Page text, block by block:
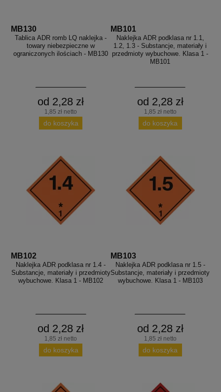
MB130
Tablica ADR romb LQ naklejka -
towary niebezpieczne w
ograniczonych ilościach - MB130
od 2,28 zł
1,85 zł netto
do koszyka
MB101
Naklejka ADR podklasa nr 1.1,
1.2, 1.3 - Substancje, materiały i
przedmioty wybuchowe. Klasa 1 -
MB101
od 2,28 zł
1,85 zł netto
do koszyka
MB102
Naklejka ADR podklasa nr 1.4 -
Substancje, materiały i przedmioty
wybuchowe. Klasa 1 - MB102
od 2,28 zł
1,85 zł netto
do koszyka
MB103
Naklejka ADR podklasa nr 1.5 -
Substancje, materiały i przedmioty
wybuchowe. Klasa 1 - MB103
od 2,28 zł
1,85 zł netto
do koszyka